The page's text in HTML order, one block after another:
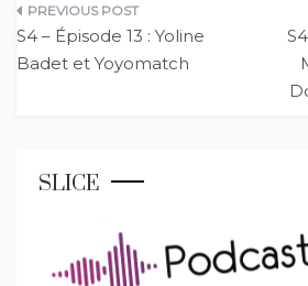
Navigation
de
S4 – Épisode 13 : Yoline
Badet et Yoyomatch
SLICE